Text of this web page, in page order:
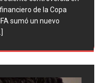
procesos disciplinarios
Asociación del Fútbol